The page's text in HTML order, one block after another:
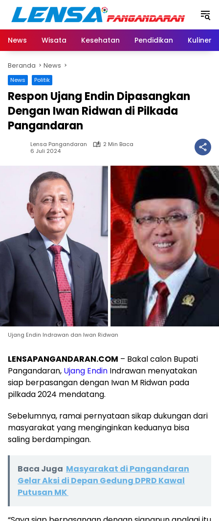
Langsung
konten
News
Wisata Kesehatan Pendidikan Kuliner
Beranda News
News Politik
Respon Ujang Endin Dipasangkan
Dengan Iwan Ridwan di Pilkada
Pangandaran
Lensa Pangandaran
2 Min Baca
6 Juli 2024
Ujang Endin Indrawan dan Iwan Ridwan
LENSAPANGANDARAN.COM – Bakal calon Bupati
Pangandaran, Ujang Endin Indrawan menyatakan
siap berpasangan dengan Iwan M Ridwan pada
pilkada 2024 mendatang.
Sebelumnya, ramai pernyataan sikap dukungan dari
masyarakat yang menginginkan keduanya bisa
saling berdampingan.
Baca Juga Masyarakat di Pangandaran
Gelar Aksi di Depan Gedung DPRD Kawal
Putusan MK